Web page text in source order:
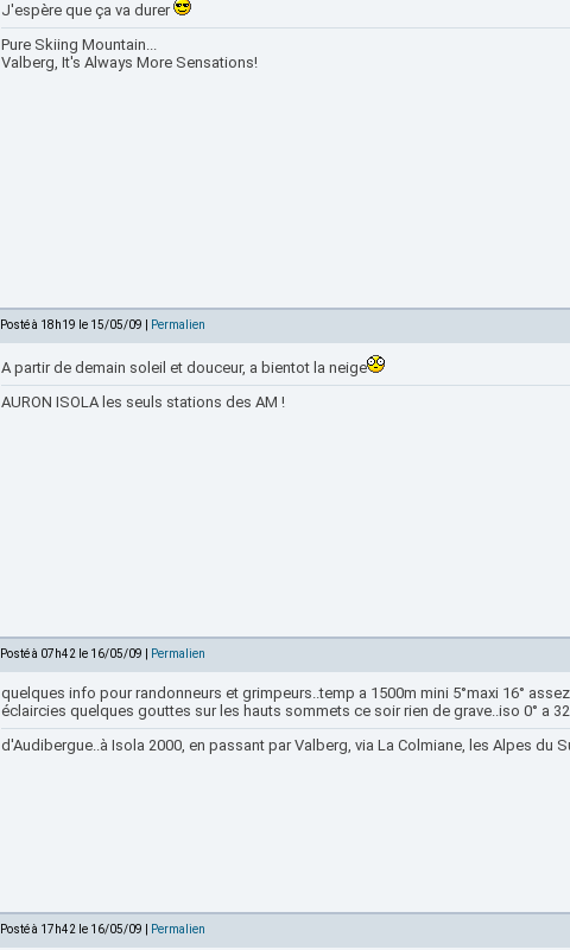
J'espère que ça va durer
Pure Skiing Mountain...
Valberg, It's Always More Sensations!
Posté à 18h19 le 15/05/09 | Permalien
A partir de demain soleil et douceur, a bientot la neige
AURON ISOLA les seuls stations des AM !
Posté à 07h42 le 16/05/09 | Permalien
quelques info pour randonneurs et grimpeurs..temp a 1500m mini 5°maxi 16°
éclaircies quelques gouttes sur les hauts sommets ce soir rien de grave..iso 0° a
d'Audibergue..à Isola 2000, en passant par Valberg, via La Colmiane, les Alpes du
Posté à 17h42 le 16/05/09 | Permalien